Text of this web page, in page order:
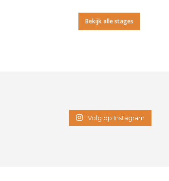
Bekijk alle stages
Volg op Instagram